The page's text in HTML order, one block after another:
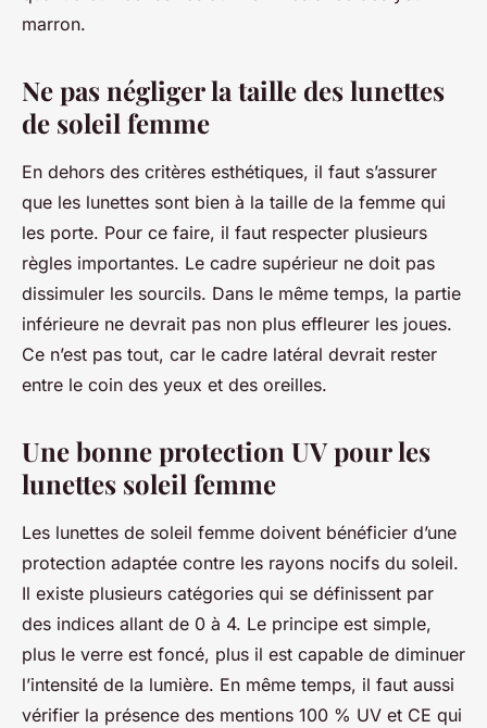
marron.
Ne pas négliger la taille des lunettes
de soleil femme
En dehors des critères esthétiques, il faut s’assurer
que les lunettes sont bien à la taille de la femme qui
les porte. Pour ce faire, il faut respecter plusieurs
règles importantes. Le cadre supérieur ne doit pas
dissimuler les sourcils. Dans le même temps, la partie
inférieure ne devrait pas non plus effleurer les joues.
Ce n’est pas tout, car le cadre latéral devrait rester
entre le coin des yeux et des oreilles.
Une bonne protection UV pour les
lunettes soleil femme
Les lunettes de soleil femme doivent bénéficier d’une
protection adaptée contre les rayons nocifs du soleil.
Il existe plusieurs catégories qui se définissent par
des indices allant de 0 à 4. Le principe est simple,
plus le verre est foncé, plus il est capable de diminuer
l’intensité de la lumière. En même temps, il faut aussi
vérifier la présence des mentions 100 % UV et CE qui